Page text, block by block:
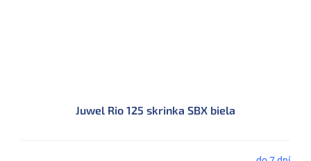
Juwel Rio 125 skrinka SBX biela